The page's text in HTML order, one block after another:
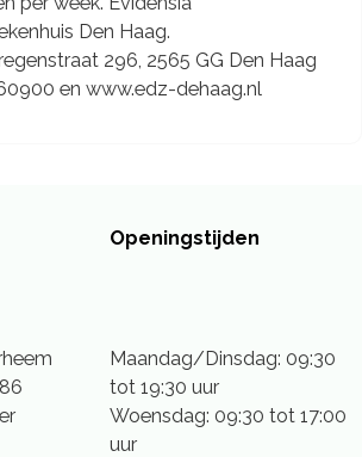
Den Haag.
296, 2565 GG Den Haag
en www.edz-dehaag.nl
Openingstijden
Maandag/Dinsdag: 09:30
tot 19:30 uur
Woensdag: 09:30 tot 17:00
uur